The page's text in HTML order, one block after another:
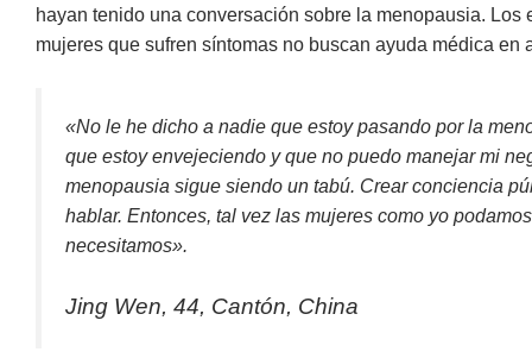
hayan tenido una conversación sobre la menopausia.
mujeres que sufren síntomas no buscan ayuda médica en
«No le he dicho a nadie que estoy pasando por la
que estoy envejeciendo y que no puedo manejar mi
menopausia sigue siendo un tabú. Crear conciencia
hablar. Entonces, tal vez las mujeres como yo
necesitamos».
Jing Wen, 44, Cantón, China